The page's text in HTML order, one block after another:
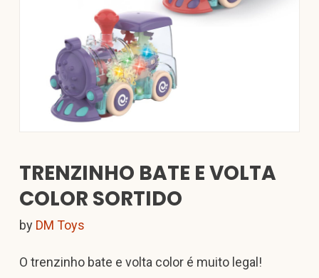
TRENZINHO BATE E VOLTA
COLOR SORTIDO
by DM Toys
O trenzinho bate e volta color é muito legal!